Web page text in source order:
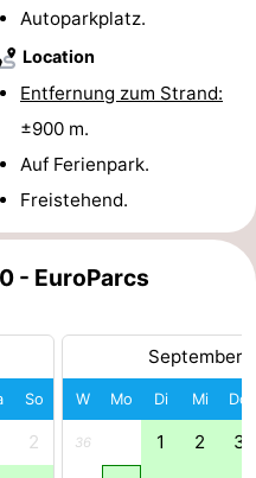
Autoparkplatz.
Location
Entfernung zum Strand:
±900 m.
Auf Ferienpark.
Freistehend.
- EuroParcs
So
2
September
W Mo Di Mi Do
36 1 2 3